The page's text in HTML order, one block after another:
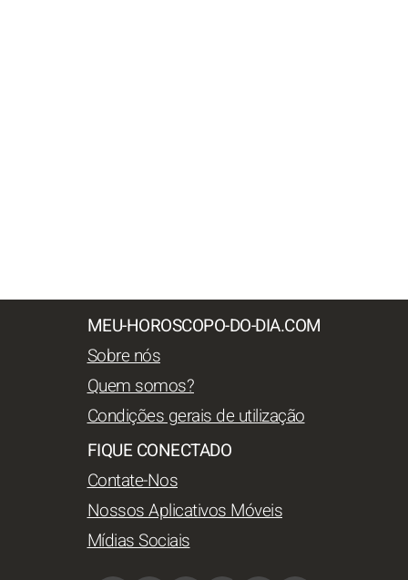
MEU-HOROSCOPO-DO-DIA.COM
Sobre nós
Quem somos?
Condições gerais de utilização
FIQUE CONECTADO
Contate-Nos
Nossos Aplicativos Móveis
Mídias Sociais